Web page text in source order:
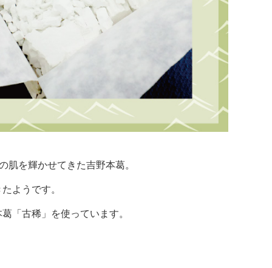
肌を輝かせてきた吉野本葛。
ようです。
「古稀」を使っています。